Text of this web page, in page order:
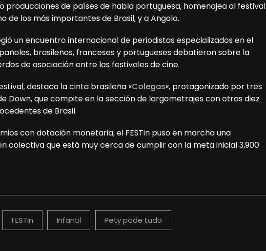
producciones de países de habla portuguesa, homenajea al festival
de los más importantes de Brasil, y a Angola.
un encuentro internacional de periodistas especializados en el
brasileños, franceses y portugueses debatieron sobre la
de asociación entre los festivales de cine.
destaca la cinta brasileña «Colegas«, protagonizado por tres
Down, que compite en la sección de largometrajes con otras diez
de Brasil.
con dotación monetaria, el FESTin puso en marcha una
colectiva que está muy cerca de cumplir con la meta inicial 3,900
FESTin Infantil Pety pode tudo